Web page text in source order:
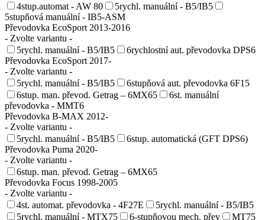
4stup.automat - AW 80
5rychl. manuální - B5/IB5
5stupňová manuální - IB5-ASM
Převodovka EcoSport 2013-2016
- Zvolte variantu -
5rychl. manuální - B5/IB5
6rychlostní aut. převodovka DPS6
Převodovka EcoSport 2017-
- Zvolte variantu -
5rychl. manuální - B5/IB5
6stupňová aut. převodovka 6F15
6stup. man. převod. Getrag – 6MX65
6st. manuální
převodovka - MMT6
Převodovka B-MAX 2012-
- Zvolte variantu -
5rychl. manuální - B5/IB5
6stup. automatická (GFT DPS6)
Převodovka Puma 2020-
- Zvolte variantu -
6stup. man. převod. Getrag – 6MX65
Převodovka Focus 1998-2005
- Zvolte variantu -
4st. automat. převodovka - 4F27E
5rychl. manuální - B5/IB5
5rychl. manuální - MTX75
6-stupňovou mech. přev
MT75